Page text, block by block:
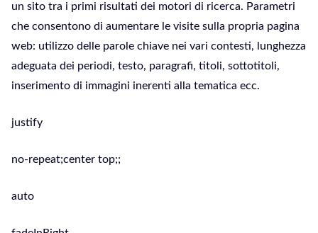
un sito tra i primi risultati dei motori di ricerca. Parametri
che consentono di aumentare le visite sulla propria pagina
web: utilizzo delle parole chiave nei vari contesti, lunghezza
adeguata dei periodi, testo, paragrafi, titoli, sottotitoli,
inserimento di immagini inerenti alla tematica ecc.
justify
no-repeat;center top;;
auto